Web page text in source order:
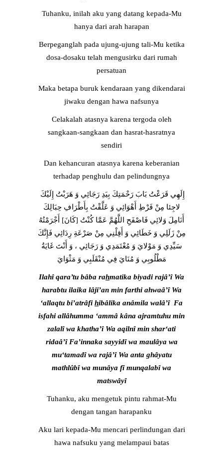
Tuhanku, inilah aku yang datang kepada-Mu
hanya dari arah harapan
Berpeganglah pada ujung-ujung tali-Mu ketika
dosa-dosaku telah mengusirku dari rumah
persatuan
Maka betapa buruk kendaraan yang dikendarai
jiwaku dengan hawa nafsunya
Celakalah atasnya karena tergoda oleh
sangkaan-sangkaan dan hasrat-hasratnya
sendiri
Dan kehancuran atasnya karena keberanian
terhadap penghulu dan pelindungnya
لاجِئا مِنْ فَرْطِ أَهْوَائِي وَ عَلَّقْتُ بِأَطْرَافِ حِبَالِكَ
أَنَامِلَ وَلائِي فَاصْفَحِ اللَّهُمَّ عَمَّا كُنْتُ [كَانَ‏] أَجْرَمْتُهُ
مِنْ زَلَلِي وَ خَطَائِي وَ أَقِلْنِي مِنْ صَرْعَةِ رِدَائِي فَإِنَّكَ
سَيِّدِي وَ مَوْلايَ وَ مُعْتَمَدِي وَ رَجَائِي ، وَ أَنْتَ غَايَةُ
مَطْلُوبِي وَ مُنَايَ فِي مُنْقَلَبِي وَ مَثْوَايَ
Ilahî qara’tu bâba rahmatika biyadi rajâ’î Wa
harabtu ilaika lâji’an min farthi ahwaâ’î Wa
‘allaqtu bi’atrâfi hibâlika anâmila walâ’î Fa
isfahi allâhumma ‘ammâ kâna ajramtuhu min
zalalî wa khatha’î Wa aqilnî min shar‘ati
ridaâ’î Fa’innaka sayyidî wa maulâya wa
mu‘tamadî wa rajâ’î Wa anta ghâyatu
mathlûbî wa munâya fî munqalabî wa
matswâyî
Tuhanku, aku mengetuk pintu rahmat-Mu
dengan tangan harapanku
Aku lari kepada-Mu mencari perlindungan dari
hawa nafsuku yang melampaui batas